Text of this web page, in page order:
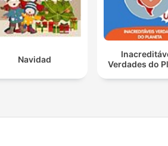
los Animales se sienten
esas personas que te
bien: te ordenan por
el Bosque, ese Bosque
veces parece tu propia
Navidad
Verdades do